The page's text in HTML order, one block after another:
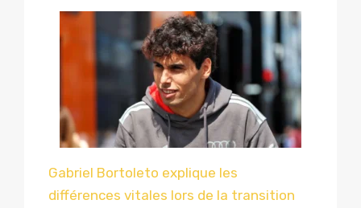
Gabriel Bortoleto explique les
différences vitales lors de la transition